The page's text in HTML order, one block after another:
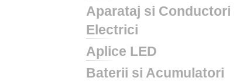
Aparataj si Conductori
Electrici
Aplice LED
Baterii si Acumulatori